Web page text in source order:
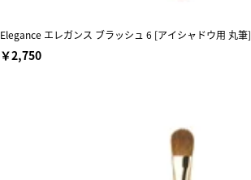
Elegance エレガンス ブラッシュ 6 [アイシャドウ用 丸筆]
￥2,750